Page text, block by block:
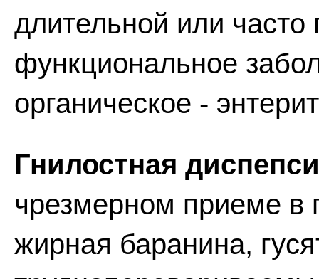
длительной или
функциональное
органическое -
Гнилостная
чрезмерном приеме в
жирная баранина,